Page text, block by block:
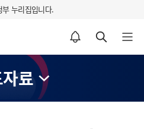
누리집입니다.
알림설정 바로가기 검색 바로가기 메뉴 열기
료